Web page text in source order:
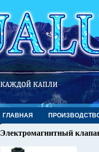
ГЛАВНАЯ
Электромагнитный